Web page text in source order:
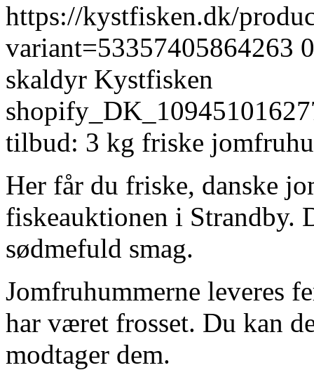
https://kystfisken.dk/
variant=53357405864263 0
skaldyr Kystfisken
tilbud: 3 kg friske
Her får du friske, danske
fiskeauktionen i Strandby.
sødmefuld smag.
Jomfruhummerne leveres
har været frosset. Du kan
modtager dem.